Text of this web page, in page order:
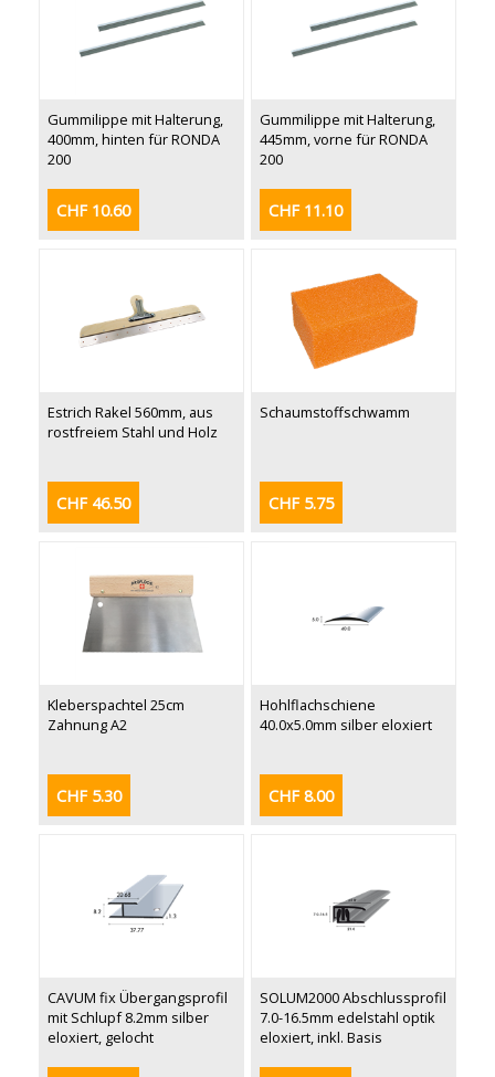
Gummilippe mit Halterung,
400mm, hinten für RONDA
200
CHF 10.60
Gummilippe mit Halterung,
445mm, vorne für RONDA
200
CHF 11.10
Estrich Rakel 560mm, aus
rostfreiem Stahl und Holz
CHF 46.50
Schaumstoffschwamm
CHF 5.75
Kleberspachtel 25cm
Zahnung A2
CHF 5.30
Hohlflachschiene
40.0x5.0mm silber eloxiert
CHF 8.00
CAVUM fix Übergangsprofil
mit Schlupf 8.2mm silber
eloxiert, gelocht
SOLUM2000 Abschlussprofil
7.0-16.5mm edelstahl optik
eloxiert, inkl. Basis